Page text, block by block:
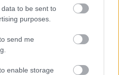
to be sent to
purposes.
send me
enable storage